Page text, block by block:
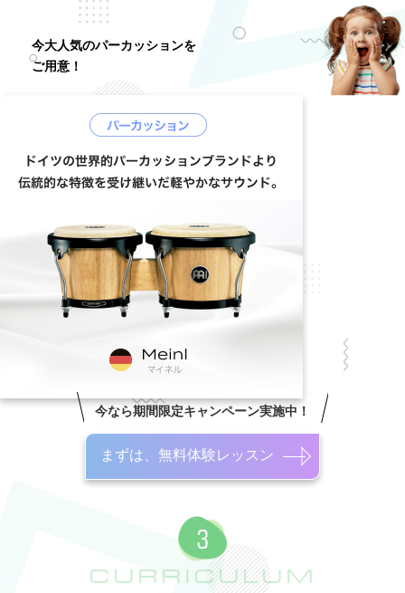
今大人気のパーカッションを
ご用意！
今なら期間限定キャンペーン実施中！
まずは、無料体験レッスン
CURRICULUM